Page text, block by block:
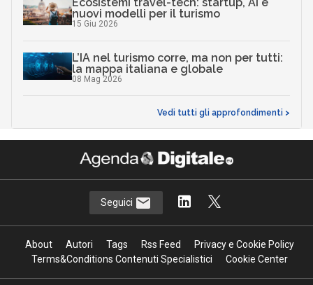
Ecosistemi travel-tech: startup, AI e
nuovi modelli per il turismo
15 Giu 2026
L’IA nel turismo corre, ma non per tutti:
la mappa italiana e globale
08 Mag 2026
Vedi tutti gli approfondimenti >
Seguici
About Autori Tags Rss Feed
Privacy e Cookie Policy
Terms&Conditions Contenuti Specialistici
Cookie Center